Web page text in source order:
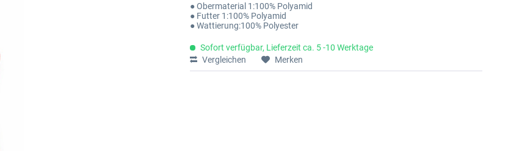
● Obermaterial 1:100% Polyamid
● Futter 1:100% Polyamid
● Wattierung:100% Polyester
Sofort verfügbar, Lieferzeit ca. 5 -10 Werktage
Vergleichen
Merken